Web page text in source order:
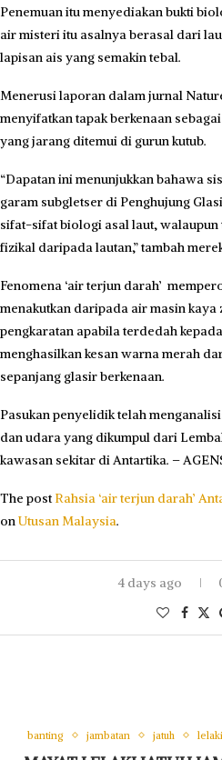
Penemuan itu menyediakan bukti
air misteri itu asalnya berasal dari
lapisan ais yang semakin tebal.
Menerusi laporan dalam jurnal
menyifatkan tapak berkenaan
yang jarang ditemui di gurun kutub.
“Dapatan ini menunjukkan bahawa
garam subgletser di Penghujung
sifat-sifat biologi asal laut,
fizikal daripada lautan,” tambah
Fenomena ‘air terjun darah’
menakutkan daripada air masin kaya
pengkaratan apabila terdedah
menghasilkan kesan warna merah
sepanjang glasir berkenaan.
Pasukan penyelidik telah
dan udara yang dikumpul dari
kawasan sekitar di Antartika. –
The postRahsia ‘air terjun darah’
onUtusan Malaysia.
4 days ago
banting jambatan jatuh lelaki